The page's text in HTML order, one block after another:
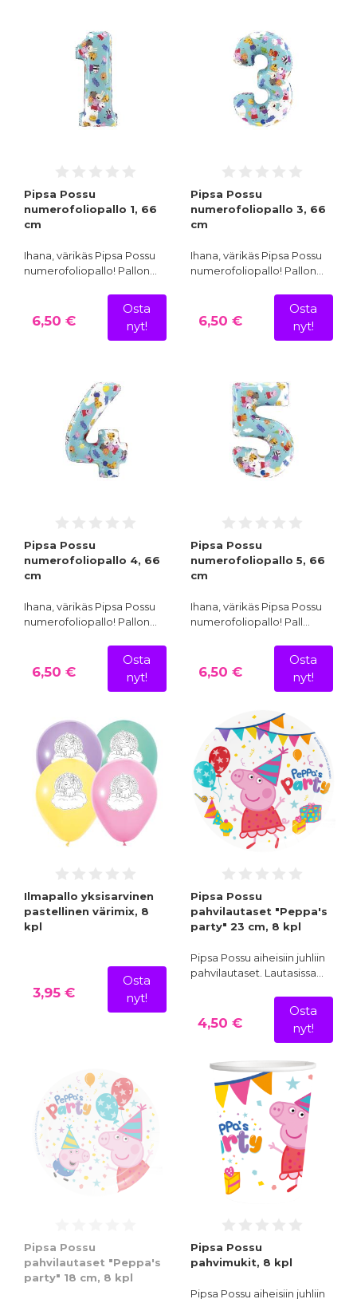
Pipsa Possu
numerofoliopallo 1, 66
cm
Ihana, värikäs Pipsa Possu
numerofoliopallo! Pallon…
6,50 €
Osta
nyt!
Pipsa Possu
numerofoliopallo 3, 66
cm
Ihana, värikäs Pipsa Possu
numerofoliopallo! Pallon…
6,50 €
Osta
nyt!
Pipsa Possu
numerofoliopallo 4, 66
cm
Ihana, värikäs Pipsa Possu
numerofoliopallo! Pallon…
6,50 €
Osta
nyt!
Pipsa Possu
numerofoliopallo 5, 66
cm
Ihana, värikäs Pipsa Possu
numerofoliopallo! Pall…
6,50 €
Osta
nyt!
Ilmapallo yksisarvinen
pastellinen värimix, 8
kpl
3,95 €
Osta
nyt!
Pipsa Possu
pahvilautaset "Peppa's
party" 23 cm, 8 kpl
Pipsa Possu aiheisiin juhliin
pahvilautaset. Lautasissa…
4,50 €
Osta
nyt!
Pipsa Possu
pahvilautaset "Peppa's
party" 18 cm, 8 kpl
Pipsa Possu
pahvimukit, 8 kpl
Pipsa Possu aiheisiin juhliin